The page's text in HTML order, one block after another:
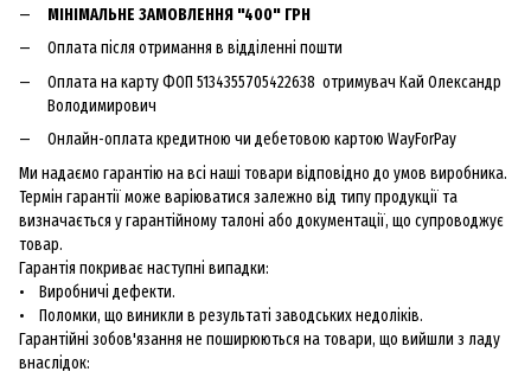
МІНІМАЛЬНЕ ЗАМОВЛЕННЯ "400" ГРН
Оплата після отримання в відділенні пошти
Оплата на карту ФОП 5134355705422638 отримувач Кай Олександр
Володимирович
Онлайн-оплата кредитною чи дебетовою картою WayForPay
Ми надаємо гарантію на всі наші товари відповідно до умов виробника.
Термін гарантії може варіюватися залежно від типу продукції та
визначається у гарантійному талоні або документації, що супроводжує
товар.
Гарантія покриває наступні випадки:
• Виробничі дефекти.
• Поломки, що виникли в результаті заводських недоліків.
Гарантійні зобов'язання не поширюються на товари, що вийшли з ладу
внаслідок: